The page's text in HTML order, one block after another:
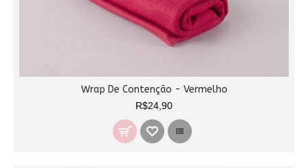
Wrap De Contenção - Vermelho
R$24,90